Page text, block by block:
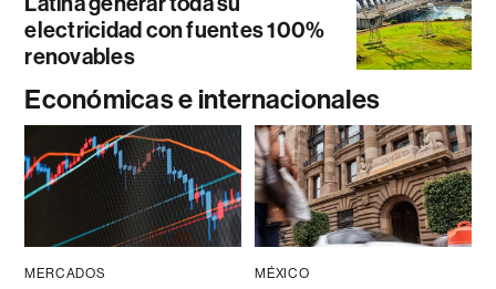
electricidad con fuentes 100%
renovables
Económicas e internacionales
MERCADOS MÉXICO